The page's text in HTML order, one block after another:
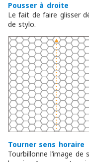
Pousser à droite
Le fait de faire glisser
de stylo.
Tourner sens horaire
Tourbillonne l’image de